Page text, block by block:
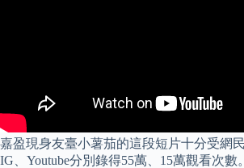
嘉盈現身友臺小薯茄的這段短片十分受網
IG、Youtube分別錄得55萬、15萬觀看次數。